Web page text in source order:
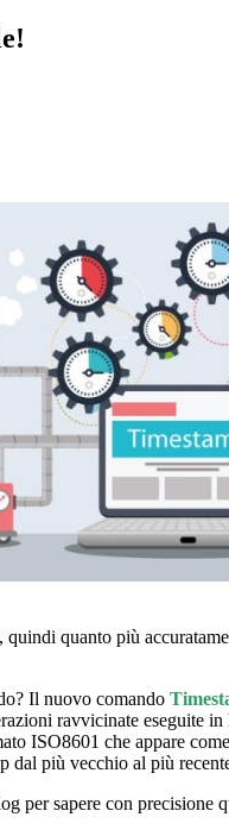
quanto più
Il nuovo comando
ravvicinate eseguite
ISO8601 che appare
dal più vecchio al più
per sapere con precisione